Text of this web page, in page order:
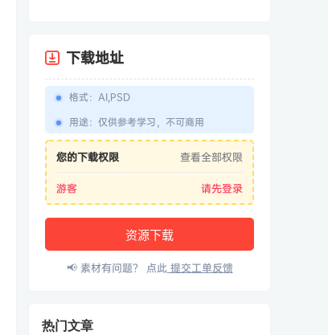
下载地址
格式： AI,PSD
用途： 仅供参考学习，不可商用
您的下载权限 查看全部权限
游客 请先登录
资源下载
📢 素材有问题？ 点此提交工单反馈
热门文章